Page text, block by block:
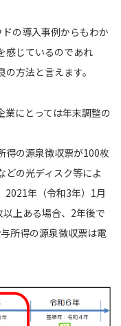
の導入事例からもわか
感じているのであれ
方法と言えます。
業にとっては年末調整の
得の源泉徴収票が100枚
どの光ディスク等によ
2021年（令和3年）1月
上ある場合、2年後で
所得の源泉徴収票は電